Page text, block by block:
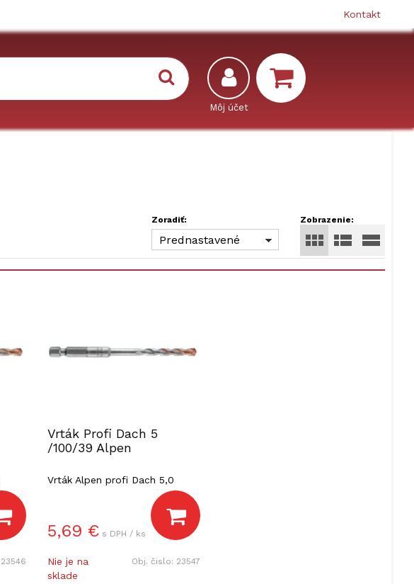
Kontakt
Zobrazenie:
Zoradiť:
Prednastavené
23546
Vrták Profi Dach 5
/100/39 Alpen
Vrták Alpen profi Dach 5,0
5,69 € s DPH / ks
Nie je na
sklade
Obj. čislo: 23547